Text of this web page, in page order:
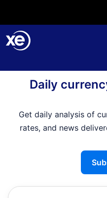
Daily
Get daily analysis of
rates, and news